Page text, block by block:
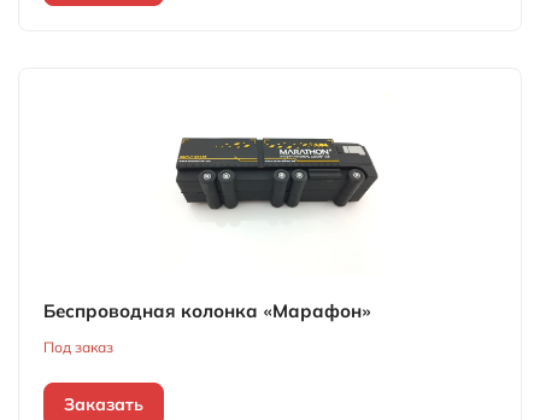
Беспроводная колонка «Марафон»
Под заказ
Заказать